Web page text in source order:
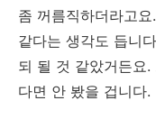
좀 꺼름직하더라고
같다는 생각도 듭니
되 될 것 같았거든요
다면 안 봤을 겁니다.